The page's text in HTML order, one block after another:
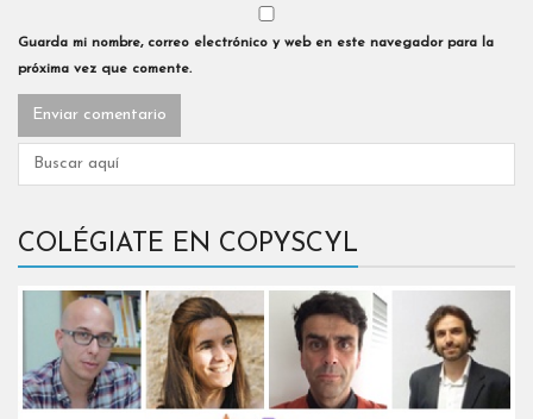
Guarda mi nombre, correo electrónico y web en este navegador para la
próxima vez que comente.
COLÉGIATE EN COPYSCYL